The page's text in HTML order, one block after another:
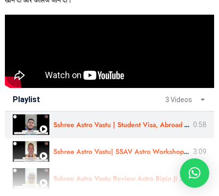
Playlist 3 Videos
Sshree Astro Vastu | Student Visa, Abroad Study - Review |Sahil Warge | #sshreeastrovastu 0:58
Sshree Astro Vastu| SSAV Astro Workshop & Panchang Rahasyam Course Review | Astro- Kishor Konkane Ji 3:09
Sshree Astro Vastu Review Astro Bipin Ji Nakshatra Rahasyam In Hindi 16:10